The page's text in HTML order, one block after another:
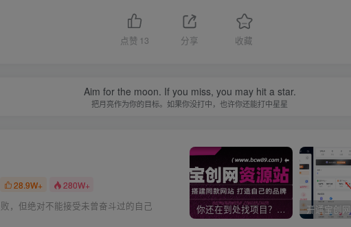
点赞 13 分享 收藏
Aim for the moon. If you miss, you may hit a star.
把月亮作为你的目标。如果你没打中，也许你还能打中星星
28.9W+ 280W+
，但绝对不能接受未曾奋斗过的自己 你还在到处找项目？还在当韭菜？我靠卖项目一个月收入5万+，曾经我也是个失败者。